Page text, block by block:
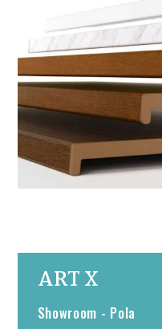
ART X
Showroom - Pola